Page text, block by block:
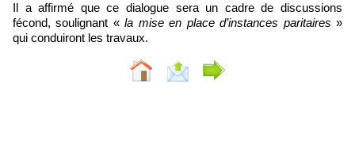
Il a affirmé que ce dialogue sera un cadre de discussions
fécond, soulignant «la mise en place d’instances paritaires»
qui conduiront les travaux.